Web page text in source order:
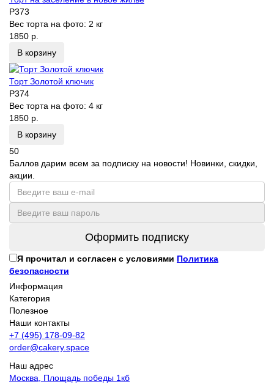
P373
Вес торта на фото: 2 кг
1850 р.
В корзину
Торт Золотой ключик
P374
Вес торта на фото: 4 кг
1850 р.
В корзину
50
Баллов дарим всем за подписку на новости! Новинки, скидки,
акции.
Оформить подписку
Я прочитал и согласен с условиями Политика
безопасности
Информация
Категория
Полезное
Наши контакты
+7 (495) 178-09-82
order@cakery.space
Наш адрес
Москва, Площадь победы 1кб